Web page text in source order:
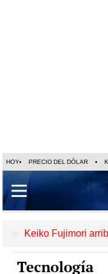
HOY PRECIO DEL DÓLAR
Keiko Fujimori
Tecnología